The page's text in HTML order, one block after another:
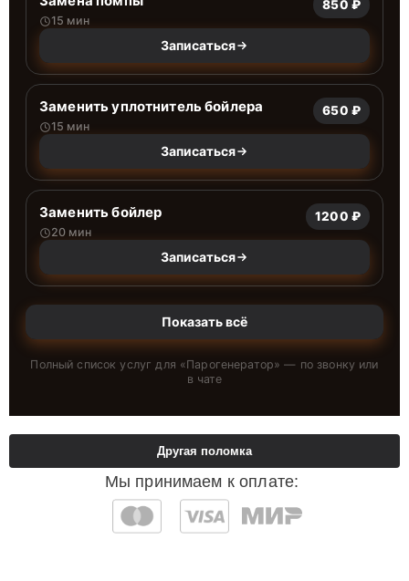
15 мин
850 ₽
Записаться
Заменить уплотнитель бойлера
15 мин
650 ₽
Записаться
Заменить бойлер
20 мин
1200 ₽
Записаться
Показать всё
Полный список услуг для «Парогенератор» — по звонку или
в чате
Мы принимаем к оплате:
Другая поломка